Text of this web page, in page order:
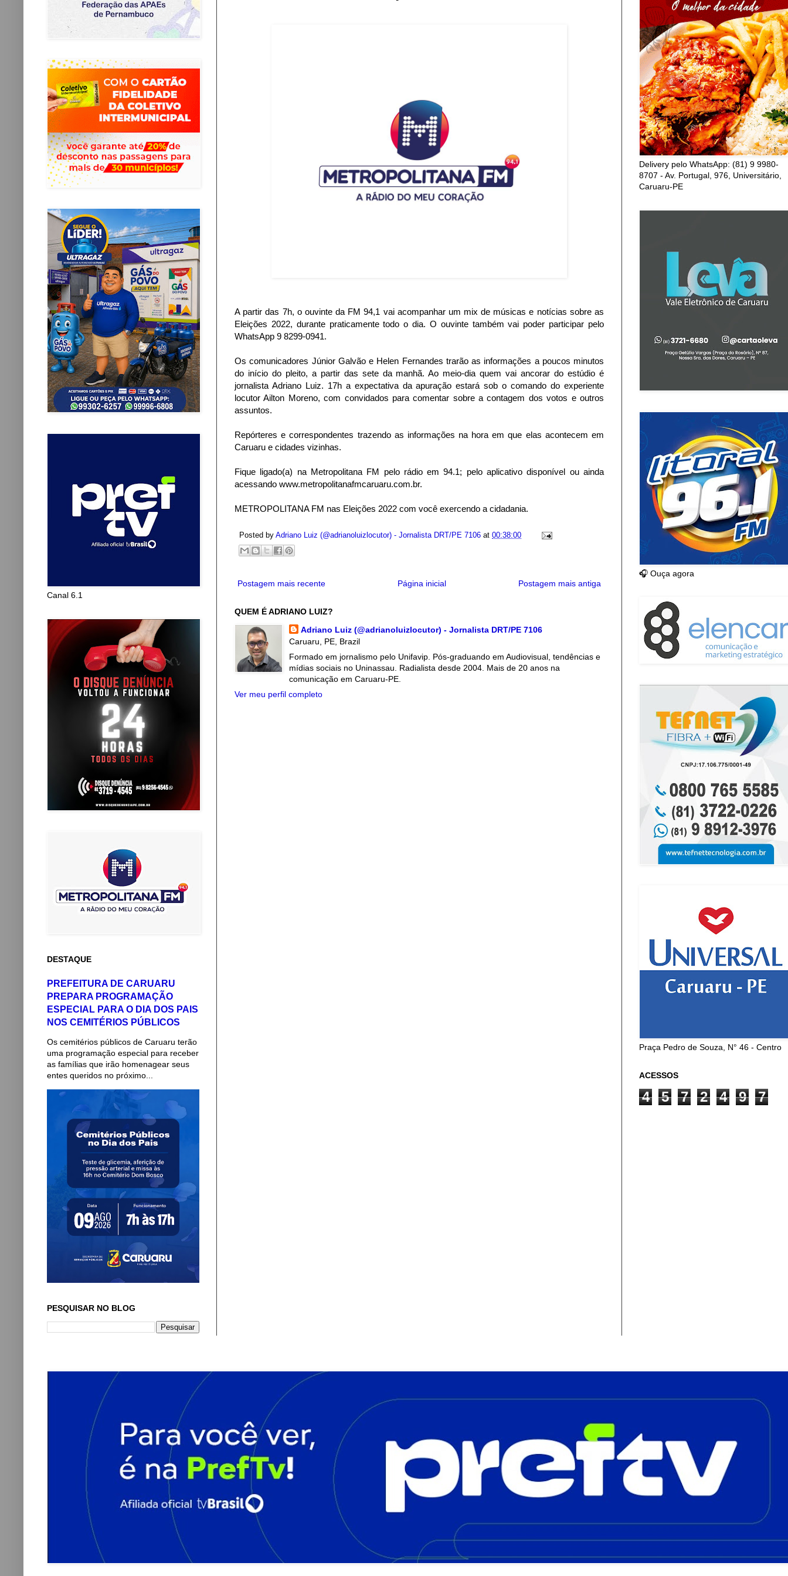
A partir das 7h, o ouvinte da FM 94,1 vai acompanhar um mix de músicas e notícias sobre as
Eleições 2022, durante praticamente todo o dia. O ouvinte também vai poder participar pelo
WhatsApp 9 8299-0941.
Os comunicadores Júnior Galvão e Helen Fernandes trarão as informações a poucos minutos
do início do pleito, a partir das sete da manhã. Ao meio-dia quem vai ancorar do estúdio é
jornalista Adriano Luiz. 17h a expectativa da apuração estará sob o comando do experiente
locutor Ailton Moreno, com convidados para comentar sobre a contagem dos votos e outros
assuntos.
Repórteres e correspondentes trazendo as informações na hora em que elas acontecem em
Caruaru e cidades vizinhas.
Fique ligado(a) na Metropolitana FM pelo rádio em 94.1; pelo aplicativo disponível ou ainda
acessando www.metropolitanafmcaruaru.com.br.
METROPOLITANA FM nas Eleições 2022 com você exercendo a cidadania.
Posted by Adriano Luiz (@adrianoluizlocutor) - Jornalista DRT/PE 7106 at 00:38:00
Postagem mais recente Postagem mais antiga
Página inicial
QUEM É ADRIANO LUIZ?
Adriano Luiz (@adrianoluizlocutor) - Jornalista DRT/PE 7106
Caruaru, PE, Brazil
Formado em jornalismo pelo Unifavip. Pós-graduando em Audiovisual, tendências e
mídias sociais no Uninassau. Radialista desde 2004. Mais de 20 anos na
comunicação em Caruaru-PE.
Ver meu perfil completo
Canal 6.1
DESTAQUE
PREFEITURA DE CARUARU
PREPARA PROGRAMAÇÃO
ESPECIAL PARA O DIA DOS PAIS
NOS CEMITÉRIOS PÚBLICOS
Os cemitérios públicos de Caruaru terão
uma programação especial para receber
as famílias que irão homenagear seus
entes queridos no próximo...
PESQUISAR NO BLOG
Delivery pelo WhatsApp: (81) 9 9980-
8707 - Av. Portugal, 976, Universitário,
Caruaru-PE
🎧 Ouça agora
Praça Pedro de Souza, N° 46 - Centro
ACESSOS
4 5 7 2 4 9 7